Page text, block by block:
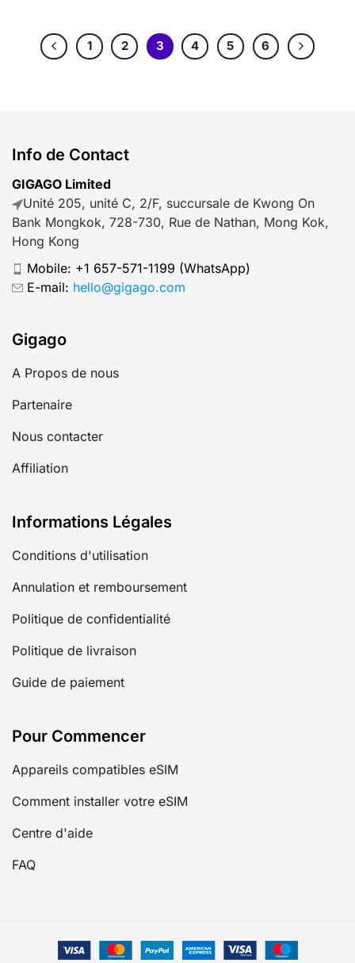
1 2 3 4 5 6
Info de Contact
GIGAGO Limited
Unité 205, unité C, 2/F, succursale de Kwong On
Bank Mongkok, 728-730, Rue de Nathan, Mong Kok,
Hong Kong
Mobile: +1 657-571-1199 (WhatsApp)
E-mail: hello@gigago.com
Gigago
A Propos de nous
Partenaire
Nous contacter
Affiliation
Informations Légales
Conditions d'utilisation
Annulation et remboursement
Politique de confidentialité
Politique de livraison
Guide de paiement
Pour Commencer
Appareils compatibles eSIM
Comment installer votre eSIM
Centre d'aide
FAQ